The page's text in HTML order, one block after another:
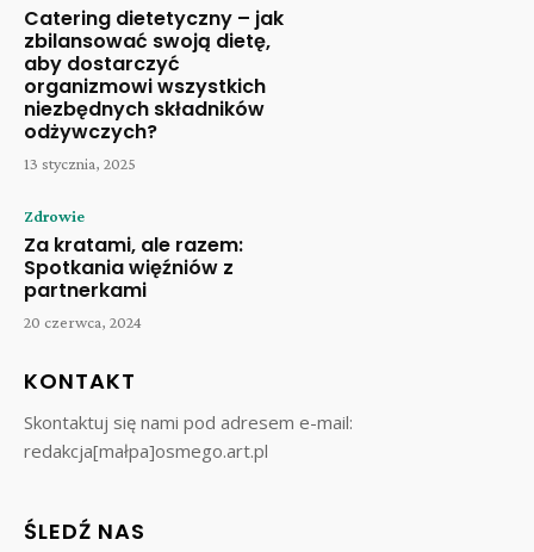
Catering dietetyczny – jak
zbilansować swoją dietę,
aby dostarczyć
organizmowi wszystkich
niezbędnych składników
odżywczych?
13 stycznia, 2025
Zdrowie
Za kratami, ale razem:
Spotkania więźniów z
partnerkami
20 czerwca, 2024
KONTAKT
Skontaktuj się nami pod adresem e-mail:
redakcja[małpa]osmego.art.pl
ŚLEDŹ NAS